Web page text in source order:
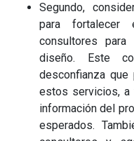
Segundo,
para fortalecer
consultores
diseño. Este
desconfianza
estos servicios, a
información del
esperados.